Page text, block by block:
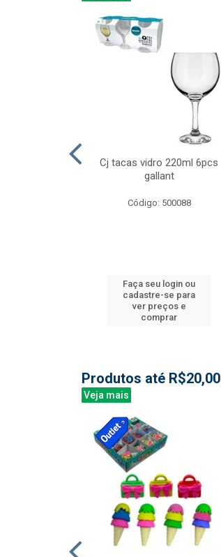
Cj tacas vidro 220ml 6pcs
gallant
Código: 500088
Faça seu login ou
cadastre-se para
ver preços e
comprar
Produtos até R$20,00
Veja mais